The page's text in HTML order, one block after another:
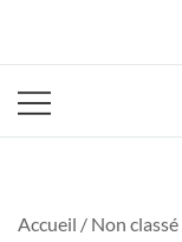
Accueil / Non classé